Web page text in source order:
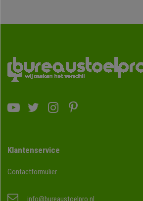
Klantenservice
Contactformulier
info@bureaustoelpro.nl